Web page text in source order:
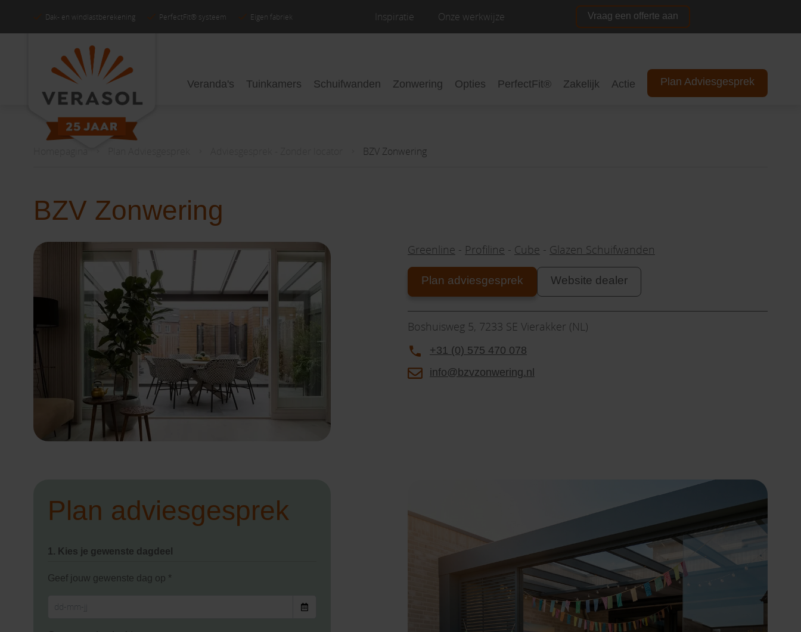
Dak- en windlastberekening PerfectFit® systeem Eigen fabriek Inspiratie Onze werkwijze Vraag een offerte aan
Veranda's Tuinkamers Schuifwanden Zonwering Opties PerfectFit® Zakelijk Actie Plan Adviesgesprek
BZV Zonwering
BZV Zonwering
Greenline - Profiline - Cube - Glazen Schuifwanden
Plan adviesgesprek Website dealer
Boshuisweg 5, 7233 SE Vierakker (NL)
+31 (0) 575 470 078
info@bzvzonwering.nl
Plan adviesgesprek
1. Kies je gewenste dagdeel
Geef jouw gewenste dag op *